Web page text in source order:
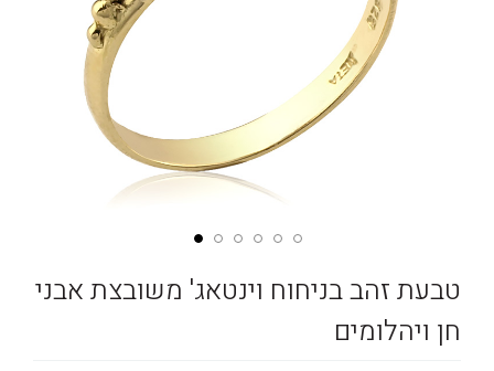
טבעת זהב בניחוח וינטאג' משובצת אבני
חן ויהלומים